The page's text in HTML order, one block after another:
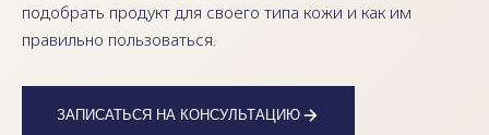
подобрать продукт для своего типа кожи и как им
правильно пользоваться.
ЗАПИСАТЬСЯ НА КОНСУЛЬТАЦИЮ